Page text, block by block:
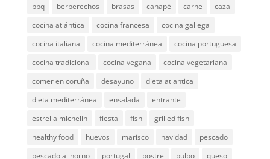
bbq
berberechos brasas canapé carne
caza
cocina atlántica
cocina francesa
cocina gallega
cocina italiana
cocina mediterránea
cocina portuguesa
cocina tradicional
cocina vegana
cocina vegetariana
comer en coruña
desayuno
dieta atlantica
dieta mediterránea
ensalada
entrante
estrella michelin
fiesta fish
grilled fish
healthy food
huevos marisco navidad
pescado
pescado al horno
portugal postre pulpo
queso